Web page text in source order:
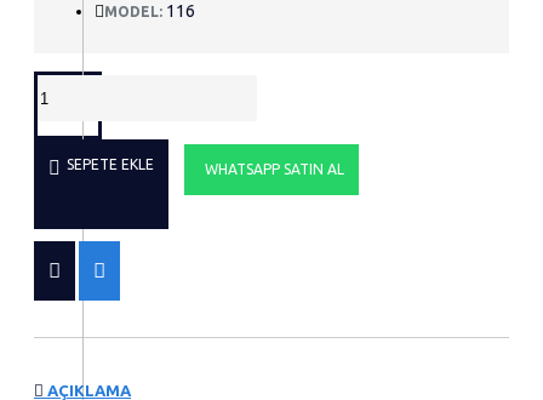
MODEL: 116
SEPETE EKLE WHATSAPP SATIN AL
AÇIKLAMA